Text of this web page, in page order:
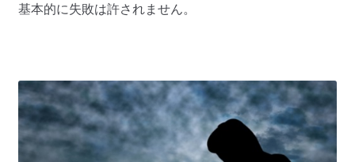
基本的に失敗は許されません。